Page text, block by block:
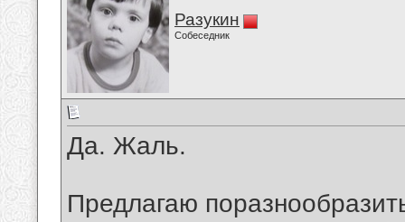
Разукин
Собеседник
Да. Жаль.
Предлагаю